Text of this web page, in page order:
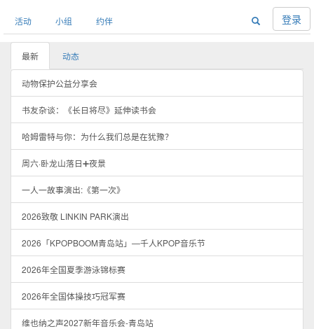
活动 小组 约伴 登录
最新 动态
动物保护公益分享会
书友杂谈：《长日将尽》延伸读书会
哈姆雷特与你：为什么我们总是在犹豫？
周六·卧龙山落日➕夜景
一人一故事演出:《第一次》
2026致敬 LINKIN PARK演出
2026「KPOPBOOM青岛站」—千人KPOP音乐节
2026年全国夏季游泳锦标赛
2026年全国体操技巧冠军赛
维也纳之声2027新年音乐会-青岛站